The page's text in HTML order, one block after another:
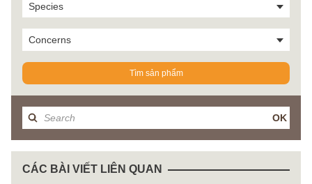
Species
Concerns
Tìm sản phẩm
OK
CÁC BÀI VIẾT LIÊN QUAN